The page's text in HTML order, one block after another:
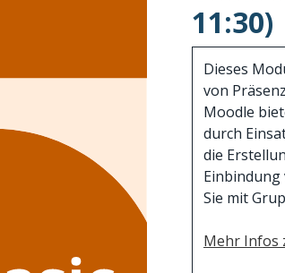
11:30)
Dieses
von
Moodle
durch
die
Sie mit
Mehr Infos